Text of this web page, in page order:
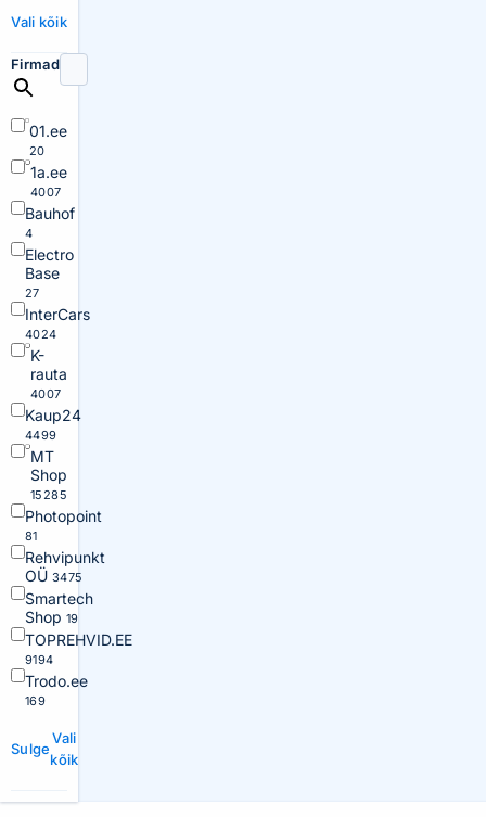
Vali kõik
Firmad
01.ee
20
1a.ee
4007
Bauhof
4
Electro
Base
27
InterCars
4024
K-
rauta
4007
Kaup24
4499
MT
Shop
15285
Photopoint
81
Rehvipunkt
OÜ 3475
Smartech
Shop 19
TOPREHVID.EE
9194
Trodo.ee
169
Sulge
Vali
kõik